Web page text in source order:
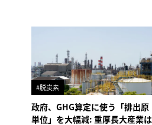
#脱炭素
政府、GHG算定に使う「排出原
単位」を大幅減: 重厚長大産業は